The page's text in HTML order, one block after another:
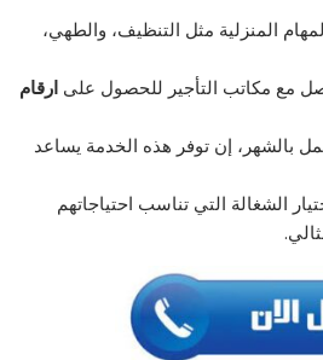
المنزلية مثل التنظيف، والطهي،
مع مكاتب التأجير للحصول علىارقام
بالشهر، إن توفر هذه الخدمة يساعد
الشغالة التي تناسب احتياجاتهم